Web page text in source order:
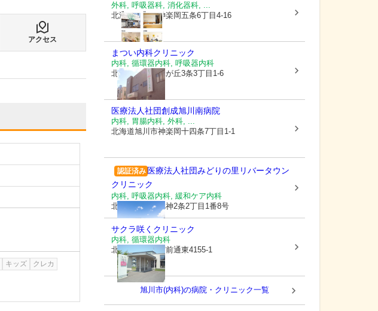
アクセス
キッズ
クレカ
外科, 呼吸器科, 消化器科, ...
北海道旭川市神楽岡五条6丁目4-16
まつい内科クリニック
内科, 循環器内科, 呼吸器内科
北海道旭川市緑が丘3条3丁目1-6
医療法人社団創成旭川南病院
内科, 胃腸内科, 外科, ...
北海道旭川市神楽岡十四条7丁目1-1
認証済み 医療法人社団みどりの里 リバータウン
クリニック
内科, 呼吸器内科, 緩和ケア内科
北海道旭川市旭神2条2丁目1番8号
サクラ咲くクリニック
内科, 循環器内科
北海道旭川市
宮前通東4155-1
旭川市(内科)の病院・クリニック一覧